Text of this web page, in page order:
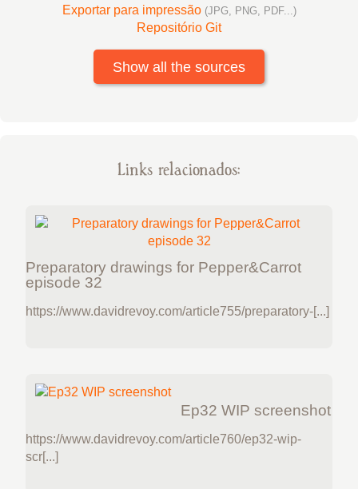
Exportar para impressão (JPG, PNG, PDF...)
Repositório Git
Show all the sources
Links relacionados:
Preparatory drawings for Pepper&Carrot
episode 32
https://www.davidrevoy.com/article755/preparatory-[...]
Ep32 WIP screenshot
https://www.davidrevoy.com/article760/ep32-wip-
scr[...]